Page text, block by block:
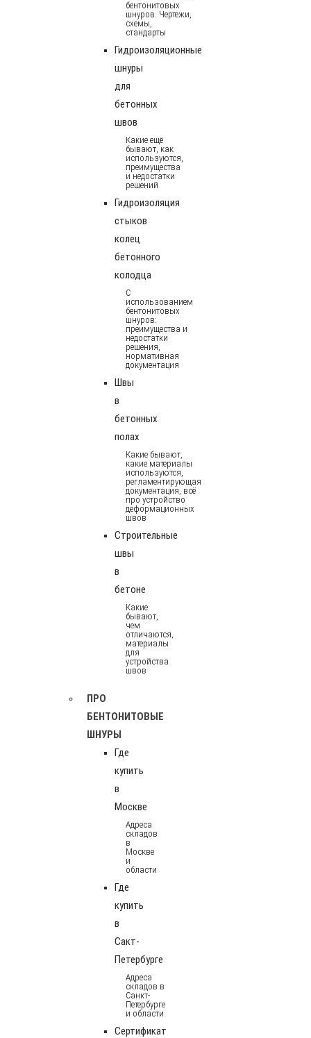
бентонитовых
шнуров. Чертежи,
схемы,
стандарты
Гидроизоляционные
шнуры
для
бетонных
швов
Какие ещё
бывают, как
используются,
преимущества
и недостатки
решений
Гидроизоляция
стыков
колец
бетонного
колодца
С
использованием
бентонитовых
шнуров:
преимущества и
недостатки
решения,
нормативная
документация
Швы
в
бетонных
полах
Какие бывают,
какие материалы
используются,
регламентирующая
документация, всё
про устройство
деформационных
швов
Строительные
швы
в
бетоне
Какие
бывают,
чем
отличаются,
материалы
для
устройства
швов
ПРО
БЕНТОНИТОВЫЕ
ШНУРЫ
Где
купить
в
Москве
Адреса
складов
в
Москве
и
области
Где
купить
в
Сакт-
Петербурге
Адреса
складов в
Санкт-
Петербурге
и области
Сертификат